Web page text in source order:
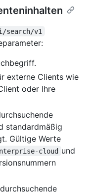
search/v1
externe Clients wie
oder Ihre
standardmäßig
Gültige Werte
cloud und